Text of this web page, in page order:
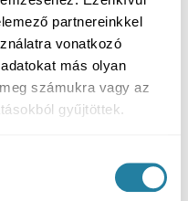
partnereinkkel
vonatkozó
más olyan
számukra vagy az
gyűjtöttek.
idő alatt és